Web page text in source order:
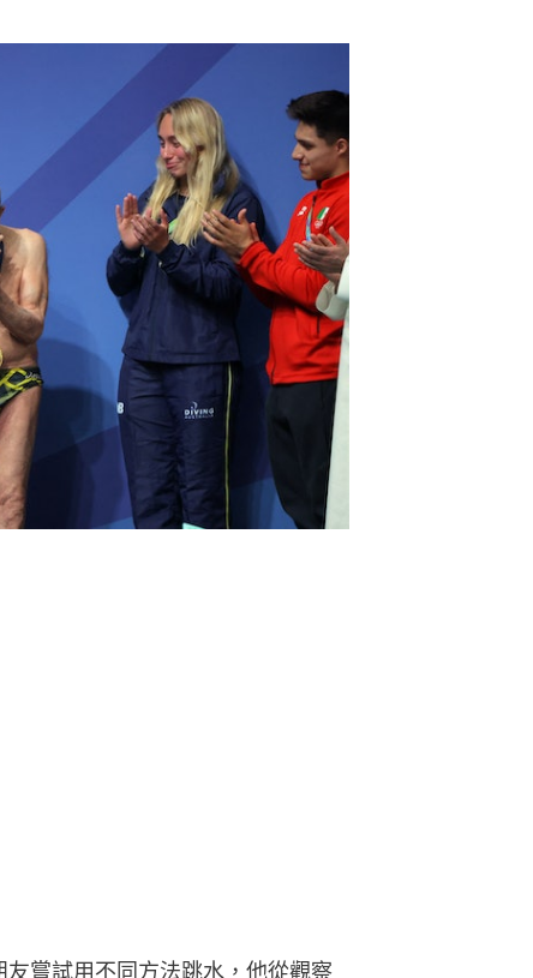
嘗試用不同方法跳水，他從觀察